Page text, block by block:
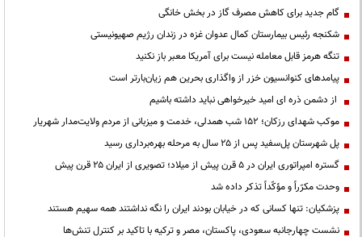
گام جدید برای کاهش مصرف گاز در بخش خانگی
شکنجه رئیس بیمارستان کمال عدوان غزه در زندان رژیم صهیونیستی
تنگه هرمز قابل معامله نیست برای آمریکا معبر باز نکنید
پیامدهای کنوانسیون خزر از واگذاری بحرین هم زیان‌بارتر است
از دشمن ذره ای امید خیرخواهی نباید داشته باشیم
موکب شهدای رزکان؛ ۱۵۲ شب همدلی، خدمت و میزبانی از مردم ولایت‌مدار شهریار
پل شهرستان پل‌سفید پس از ۲۵ سال به مرحله بهره‌برداری رسید
گستره امپراتوری ایران در ۵ قرن پیش از میلاد؛ تصویری از ایران ۲۵ قرن پیش
وحدت مکرّراً و مؤکّداً تذکر داده شد
پزشکیان: تنها کسانی که در خیابان بودند ایران را نگه نداشتند همه سهیم هستند
نشست چهارجانبه سعودی، پاکستان، مصر و ترکیه با تاکید بر کنترل تنش‌ها